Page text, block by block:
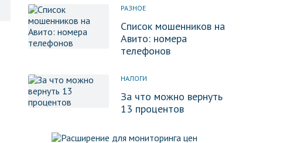
РАЗНОЕ
Список мошенников на
Авито: номера
телефонов
НАЛОГИ
За что можно вернуть
13 процентов